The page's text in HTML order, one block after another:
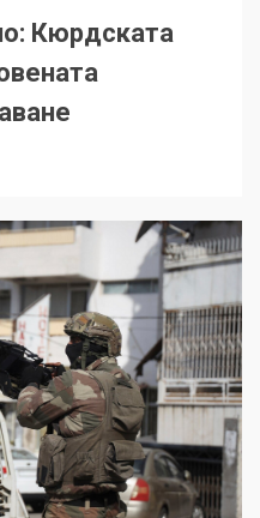
Кюрдската